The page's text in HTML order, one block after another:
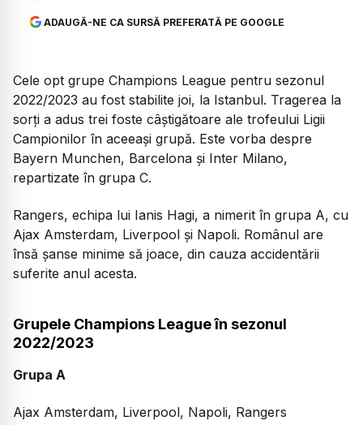
ADAUGĂ-NE CA SURSĂ PREFERATĂ PE GOOGLE
Cele opt grupe Champions League pentru sezonul
2022/2023 au fost stabilite joi, la Istanbul. Tragerea la
sorți a adus trei foste câștigătoare ale trofeului Ligii
Campionilor în aceeași grupă. Este vorba despre
Bayern Munchen, Barcelona și Inter Milano,
repartizate în grupa C.
Rangers, echipa lui Ianis Hagi, a nimerit în grupa A, cu
Ajax Amsterdam, Liverpool și Napoli. Românul are
însă șanse minime să joace, din cauza accidentării
suferite anul acesta.
Grupele Champions League în sezonul
2022/2023
Grupa A
Ajax Amsterdam, Liverpool, Napoli, Rangers